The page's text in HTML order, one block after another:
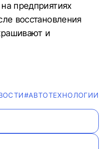
предприятиях
восстановления
и
#АВТОТЕХНОЛОГИИ